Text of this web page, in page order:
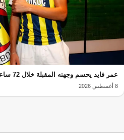
عمر فايد يحسم وجهته المقبلة خلال 72 ساعة القادمة
8 أغسطس 2026